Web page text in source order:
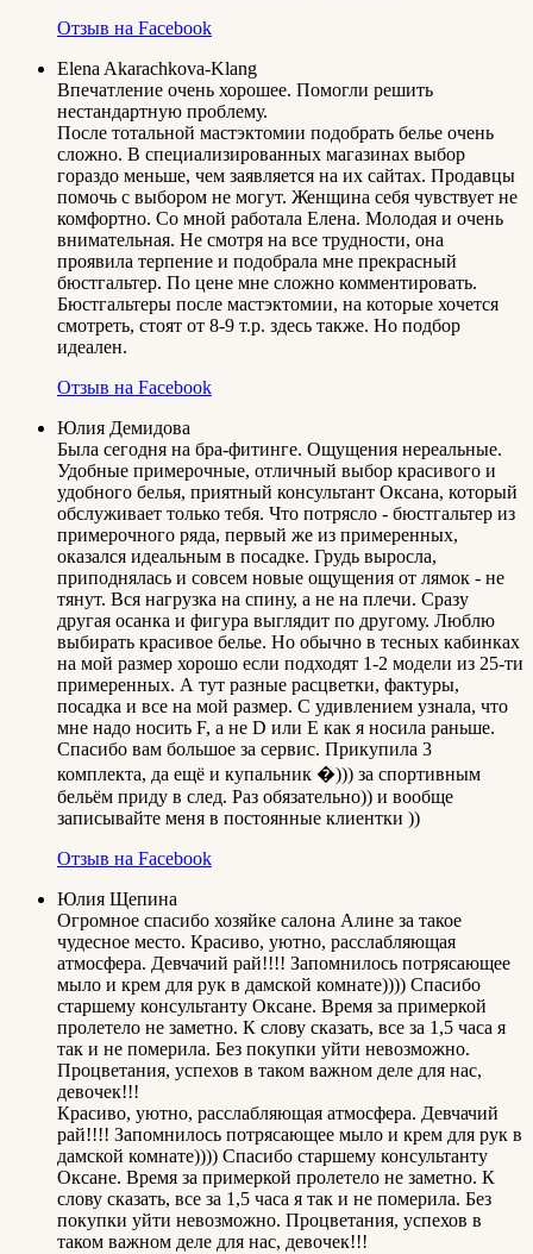
Отзыв на Facebook
Elena Akarachkova-Klang
Впечатление очень хорошее. Помогли решить
нестандартную проблему.
После тотальной мастэктомии подобрать белье очень
сложно. В специализированных магазинах выбор
гораздо меньше, чем заявляется на их сайтах. Продавцы
помочь с выбором не могут. Женщина себя чувствует не
комфортно. Со мной работала Елена. Молодая и очень
внимательная. Не смотря на все трудности, она
проявила терпение и подобрала мне прекрасный
бюстгальтер. По цене мне сложно комментировать.
Бюстгальтеры после мастэктомии, на которые хочется
смотреть, стоят от 8-9 т.р. здесь также. Но подбор
идеален.
Отзыв на Facebook
Юлия Демидова
Была сегодня на бра-фитинге. Ощущения нереальные.
Удобные примерочные, отличный выбор красивого и
удобного белья, приятный консультант Оксана, который
обслуживает только тебя. Что потрясло - бюстгальтер из
примерочного ряда, первый же из примеренных,
оказался идеальным в посадке. Грудь выросла,
приподнялась и совсем новые ощущения от лямок - не
тянут. Вся нагрузка на спину, а не на плечи. Сразу
другая осанка и фигура выглядит по другому. Люблю
выбирать красивое белье. Но обычно в тесных кабинках
на мой размер хорошо если подходят 1-2 модели из 25-ти
примеренных. А тут разные расцветки, фактуры,
посадка и все на мой размер. С удивлением узнала, что
мне надо носить F, а не D или E как я носила раньше.
Спасибо вам большое за сервис. Прикупила 3
комплекта, да ещё и купальник �))) за спортивным
бельём приду в след. Раз обязательно)) и вообще
записывайте меня в постоянные клиентки ))
Отзыв на Facebook
Юлия Щепина
Огромное спасибо хозяйке салона Алине за такое
чудесное место. Красиво, уютно, расслабляющая
атмосфера. Девчачий рай!!!! Запомнилось потрясающее
мыло и крем для рук в дамской комнате)))) Спасибо
старшему консультанту Оксане. Время за примеркой
пролетело не заметно. К слову сказать, все за 1,5 часа я
так и не померила. Без покупки уйти невозможно.
Процветания, успехов в таком важном деле для нас,
девочек!!!
Красиво, уютно, расслабляющая атмосфера. Девчачий
рай!!!! Запомнилось потрясающее мыло и крем для рук в
дамской комнате)))) Спасибо старшему консультанту
Оксане. Время за примеркой пролетело не заметно. К
слову сказать, все за 1,5 часа я так и не померила. Без
покупки уйти невозможно. Процветания, успехов в
таком важном деле для нас, девочек!!!